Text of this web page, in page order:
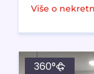
Više o
360°